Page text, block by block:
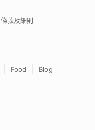
條款及細則
Food
Blog